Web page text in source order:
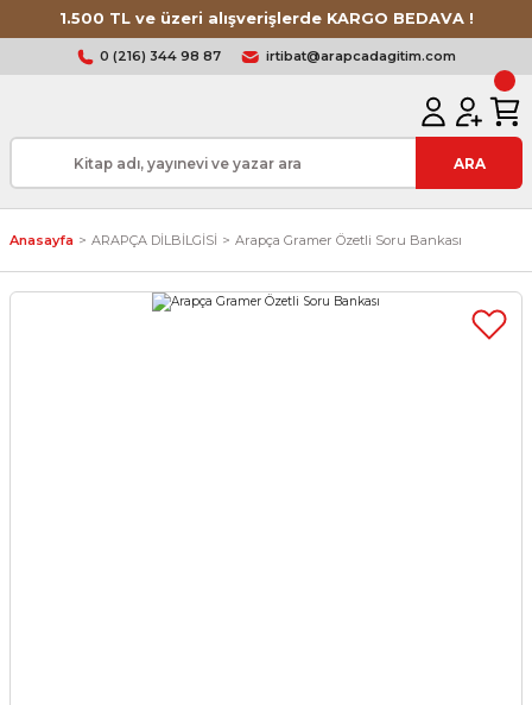
1.500 TL ve üzeri alışverişlerde KARGO BEDAVA !
0 (216) 344 98 87 irtibat@arapcadagitim.com
ARA
Anasayfa ARAPÇA DİLBİLGİSİ Arapça Gramer Özetli Soru Bankası